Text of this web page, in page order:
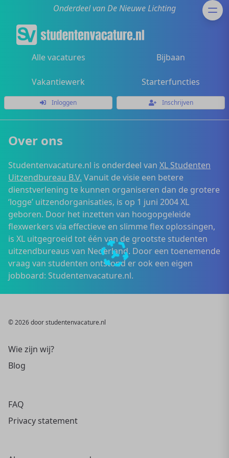
Onderdeel van De Nieuwe Lichting
Alle vacatures Bijbaan
Vakantiewerk Starterfuncties
Inloggen Inschrijven
Over ons
Studentenvacature.nl is onderdeel van XL Studenten
Uitzendbureau B.V. Vanuit de visie een betere
dienstverlening te kunnen organiseren dan de grotere
‘logge’ uitzendorganisaties, is op 1 juni 2004 XL
geboren. Door het inzetten van hoogopgeleide
flexwerkers via effectieve en slimme flex oplossingen,
is XL uitgegroeid tot één van de grootste studenten
uitzendbureaus van Nederland. Door een toenemende
vraag van studenten ontstond er ook een eigen
jobboard: Studentenvacature.nl.
© 2026 door studentenvacature.nl
Wie zijn wij?
Blog
FAQ
Privacy statement